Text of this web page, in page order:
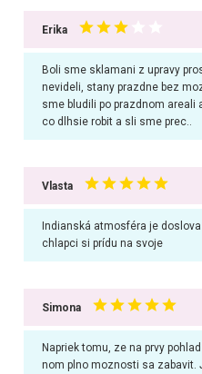
Erika
Boli sme sklamani z upravy
nevideli, stany prazdne bez
sme bludili po prazdnom areali
co dlhsie robit a sli sme prec..
Vlasta
Indianská atmosféra je
chlapci si prídu na svoje
Simona
Napriek tomu, ze na prvy
nom plno moznosti sa zabavit.